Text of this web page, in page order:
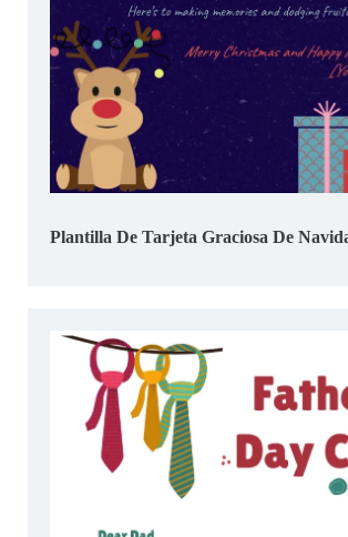
Plantilla De Tarjeta Graciosa De